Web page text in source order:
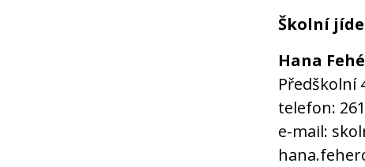
Školní
Hana
Předškolní
telefon:
e-mail: